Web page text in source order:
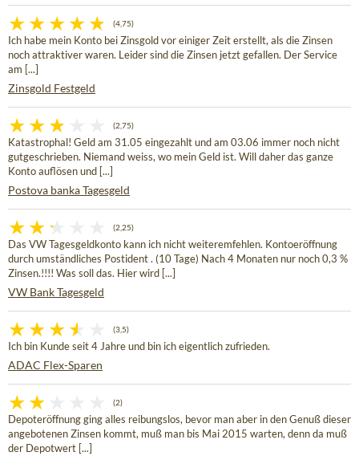
(4,75)
Ich habe mein Konto bei Zinsgold vor einiger Zeit erstellt, als die Zinsen
noch attraktiver waren. Leider sind die Zinsen jetzt gefallen. Der Service
am [...]
Zinsgold Festgeld
(2,75)
Katastrophal! Geld am 31.05 eingezahlt und am 03.06 immer noch nicht
gutgeschrieben. Niemand weiss, wo mein Geld ist. Will daher das ganze
Konto auflösen und [...]
Postova banka Tagesgeld
(2,25)
Das VW Tagesgeldkonto kann ich nicht weiteremfehlen. Kontoeröffnung
durch umständliches Postident . (10 Tage) Nach 4 Monaten nur noch 0,3 %
Zinsen.!!!! Was soll das. Hier wird [...]
VW Bank Tagesgeld
(3,5)
Ich bin Kunde seit 4 Jahre und bin ich eigentlich zufrieden.
ADAC Flex-Sparen
(2)
Depoteröffnung ging alles reibungslos, bevor man aber in den Genuß dieser
angebotenen Zinsen kommt, muß man bis Mai 2015 warten, denn da muß
der Depotwert [...]